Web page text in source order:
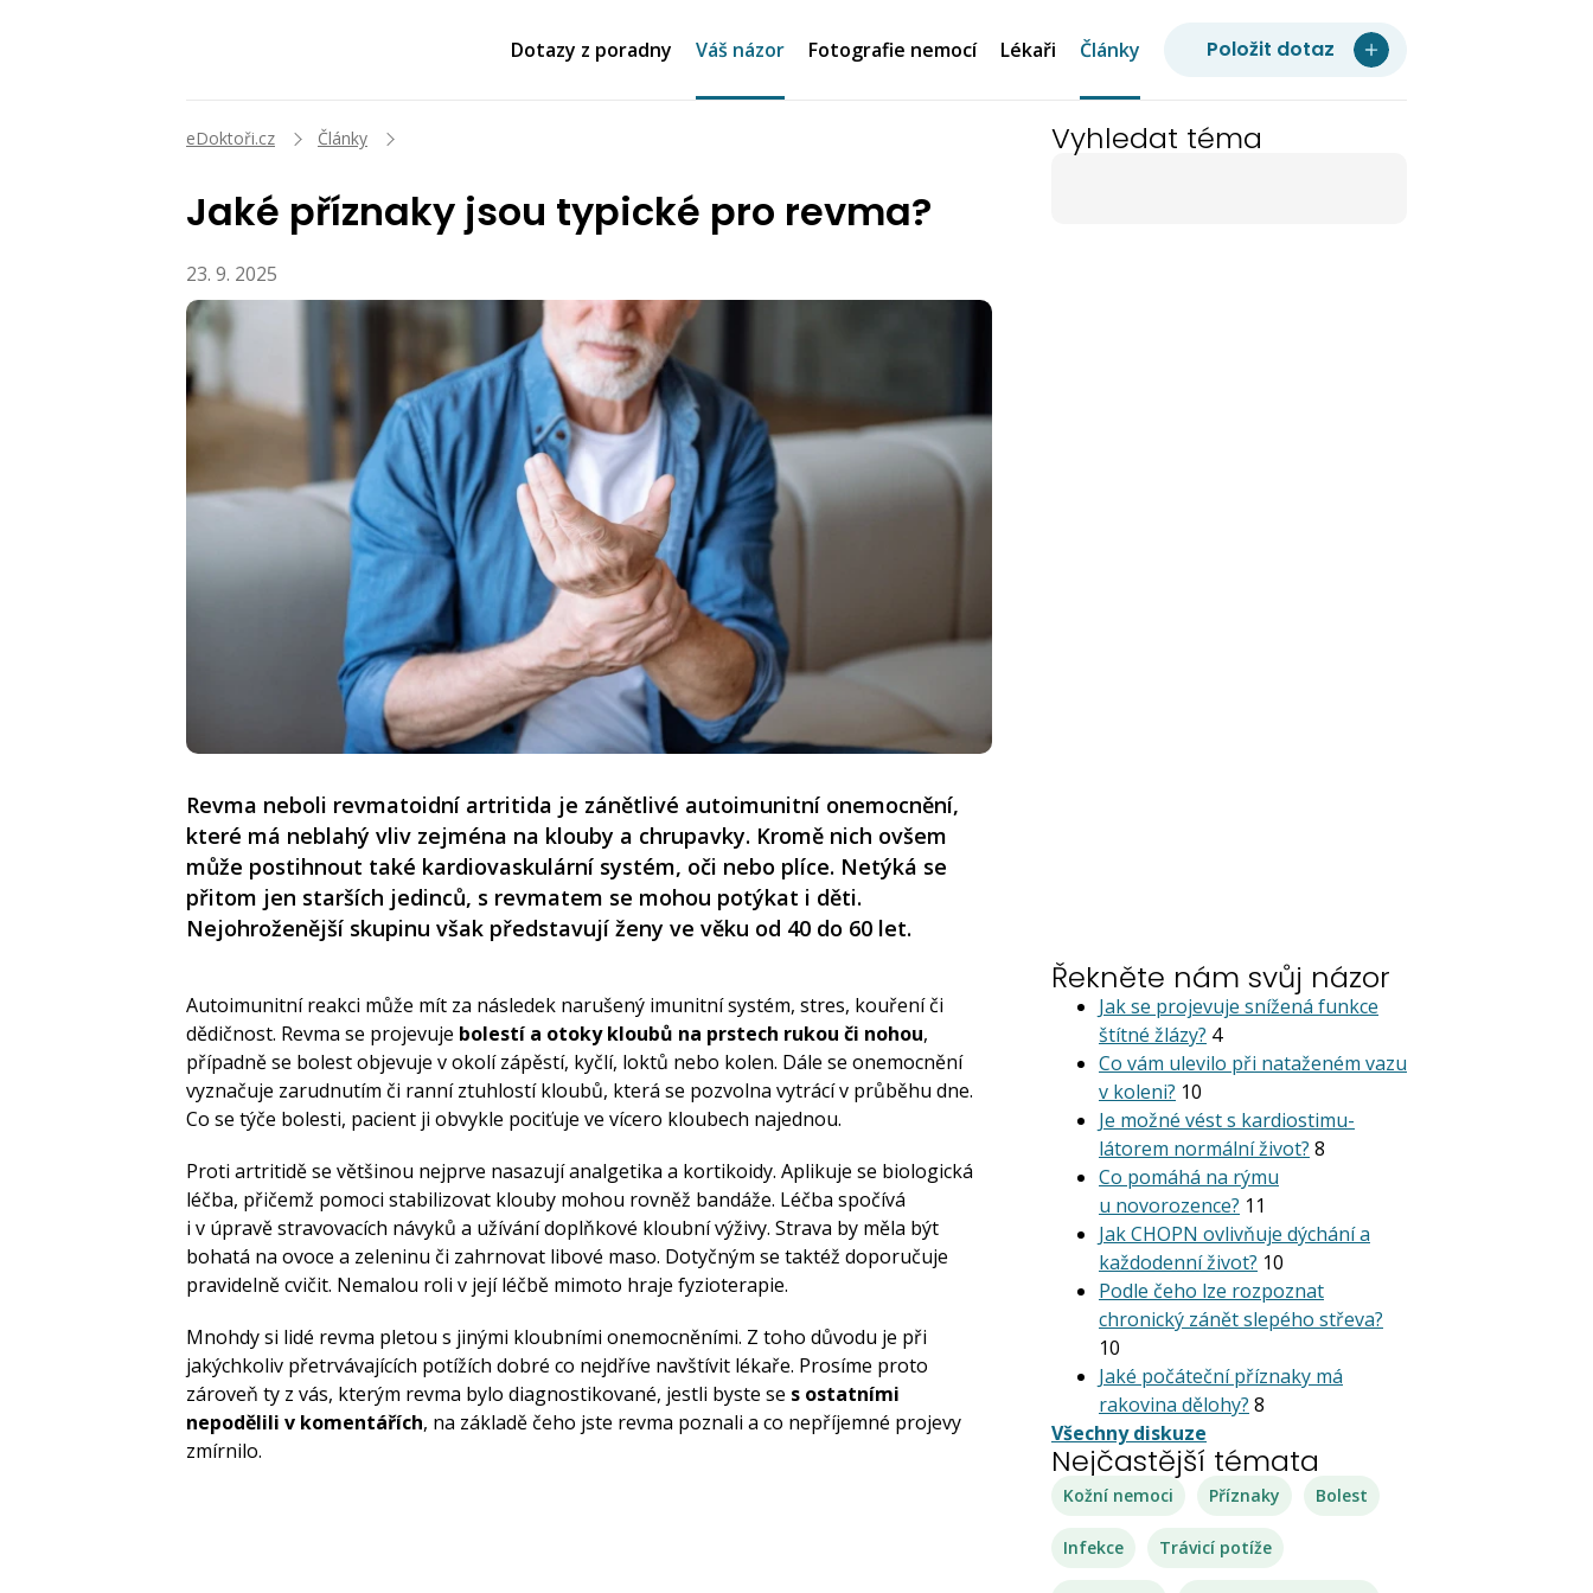
Dotazy z poradny Váš názor Fotografie nemocí Lékaři Články Položit dotaz
eDoktoři.cz Články
Jaké příznaky jsou typické pro revma?
23. 9. 2025
Revma neboli revmatoidní artritida je zánětlivé autoimunitní onemocnění,
které má neblahý vliv zejména na klouby a chrupavky. Kromě nich ovšem
může postihnout také kardiovaskulární systém, oči nebo plíce. Netýká se
přitom jen starších jedinců, s revmatem se mohou potýkat i děti.
Nejohroženější skupinu však představují ženy ve věku od 40 do 60 let.
Autoimunitní reakci může mít za následek narušený imunitní systém, stres, kouření či
dědičnost. Revma se projevuje bolestí a otoky kloubů na prstech rukou či nohou,
případně se bolest objevuje v okolí zápěstí, kyčlí, loktů nebo kolen. Dále se onemocnění
vyznačuje zarudnutím či ranní ztuhlostí kloubů, která se pozvolna vytrácí v průběhu dne.
Co se týče bolesti, pacient ji obvykle pociťuje ve vícero kloubech najednou.
Proti artritidě se většinou nejprve nasazují analgetika a kortikoidy. Aplikuje se biologická
léčba, přičemž pomoci stabilizovat klouby mohou rovněž bandáže. Léčba spočívá
i v úpravě stravovacích návyků a užívání doplňkové kloubní výživy. Strava by měla být
bohatá na ovoce a zeleninu či zahrnovat libové maso. Dotyčným se taktéž doporučuje
pravidelně cvičit. Nemalou roli v její léčbě mimoto hraje fyzioterapie.
Mnohdy si lidé revma pletou s jinými kloubními onemocněními. Z toho důvodu je při
jakýchkoliv přetrvávajících potížích dobré co nejdříve navštívit lékaře. Prosíme proto
zároveň ty z vás, kterým revma bylo diagnostikované, jestli byste se s ostatními
nepodělili v komentářích, na základě čeho jste revma poznali a co nepříjemné projevy
zmírnilo.
Vyhledat téma
Řekněte nám svůj názor
Jak se projevuje snížená funkce
štítné žlázy? 4
Co vám ulevilo při nataženém vazu
v koleni? 10
Je možné vést s kardiostimu­
látorem normální život? 8
Co pomáhá na rýmu
u novorozence? 11
Jak CHOPN ovlivňuje dýchání a
každodenní život? 10
Podle čeho lze rozpoznat
chronický zánět slepého střeva?
10
Jaké počáteční příznaky má
rakovina dělohy? 8
Všechny diskuze
Nejčastější témata
Kožní nemoci Příznaky Bolest
Infekce Trávicí potíže